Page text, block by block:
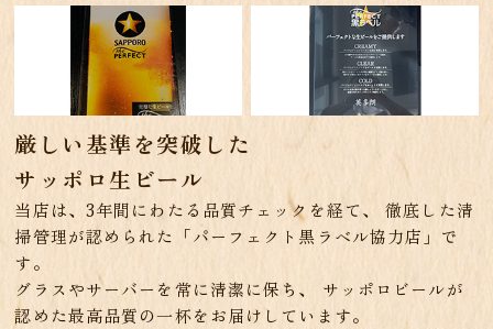
厳しい基準を突破した
サッポロ生ビール
当店は、3年間にわたる品質チェックを経て、 徹底した清
掃管理が認められた「パーフェクト黒ラベル協力店」で
す。
グラスやサーバーを常に清潔に保ち、 サッポロビールが
認めた最高品質の一杯をお届けしています。